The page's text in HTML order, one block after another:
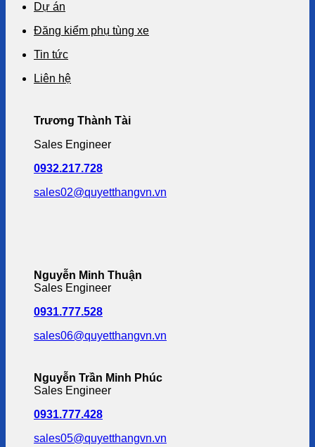
Dự án
Đăng kiểm phụ tùng xe
Tin tức
Liên hệ
Trương Thành Tài
Sales Engineer
0932.217.728
sales02@quyetthangvn.vn
Nguyễn Minh Thuận
Sales Engineer
0931.777.528
sales06@quyetthangvn.vn
Nguyễn Trần Minh Phúc
Sales Engineer
0931.777.428
sales05@quyetthangvn.vn